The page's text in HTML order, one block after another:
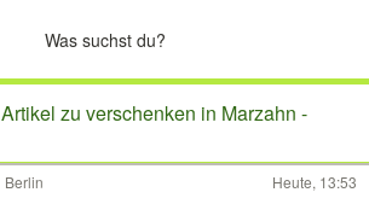
Artikel zu verschenken in Marzahn -
Berlin Heute, 13:53